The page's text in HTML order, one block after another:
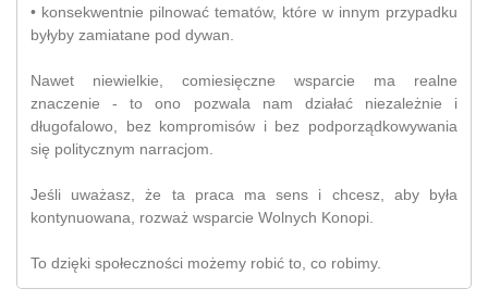
• konsekwentnie pilnować tematów, które w innym przypadku
byłyby zamiatane pod dywan.
Nawet niewielkie, comiesięczne wsparcie ma realne
znaczenie - to ono pozwala nam działać niezależnie i
długofalowo, bez kompromisów i bez podporządkowywania
się politycznym narracjom.
Jeśli uważasz, że ta praca ma sens i chcesz, aby była
kontynuowana, rozważ wsparcie Wolnych Konopi.
To dzięki społeczności możemy robić to, co robimy.